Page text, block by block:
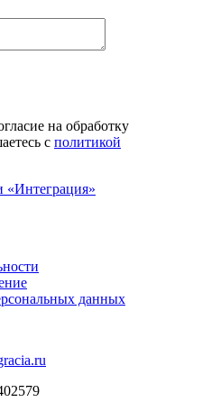
на обработку
с политикой
данных